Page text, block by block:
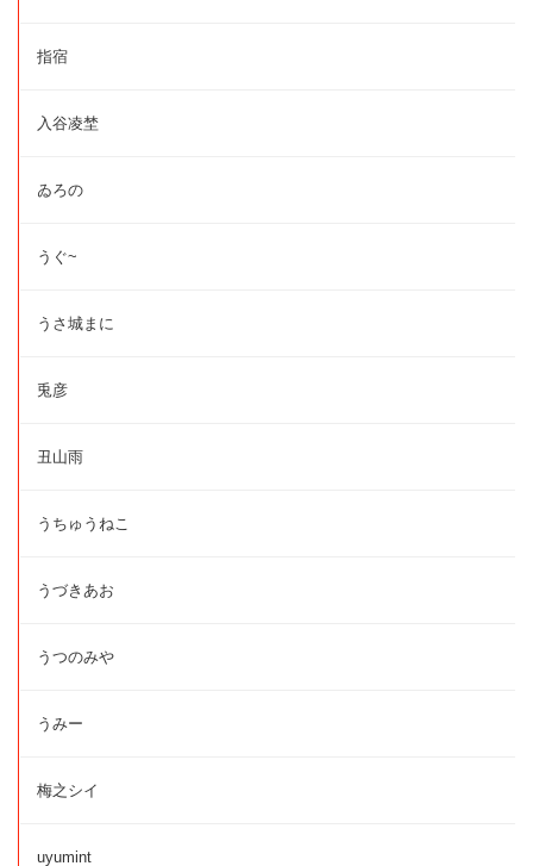
指宿
入谷凌埜
ゐろの
うぐ~
うさ城まに
兎彦
丑山雨
うちゅうねこ
うづきあお
うつのみや
うみー
梅之シイ
uyumint